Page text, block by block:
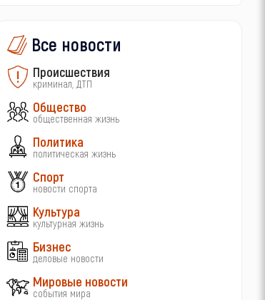
Все новости
Происшествия
криминал, ДТП
Общество
общественная жизнь
Политика
политическая жизнь
Спорт
новости спорта
Культура
культурная жизнь
Бизнес
деловые новости
Мировые новости
события мира